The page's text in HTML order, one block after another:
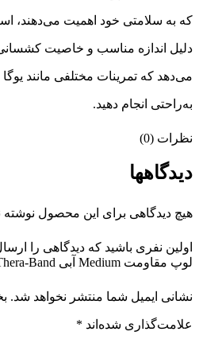
که به سلامتی خود اهمیت می‌دهند،
دلیل اندازه مناسب و خاصیت کشسانی
می‌دهد که تمرینات مختلفی مانند
به‌راحتی انجام دهید.
نظرات (0)
دیدگاهها
هیچ دیدگاهی برای این محصول
اولین نفری باشید که دیدگاهی را
لوپ مقاومت Medium آبی Thera-Band”
نشانی ایمیل شما منتشر نخواهد شد.
علامت‌گذاری شده‌اند *